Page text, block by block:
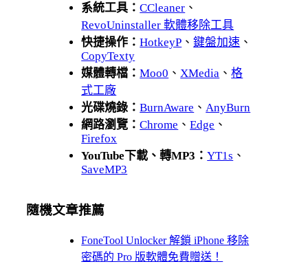
系統工具：CCleaner 、
RevoUninstaller 軟體移除工具
快捷操作：HotkeyP 、鍵盤加速 、
CopyTexty
媒體轉檔：Moo0 、 XMedia 、格
式工廠
光碟燒錄：BurnAware 、 AnyBurn
網路瀏覽：Chrome 、Edge 、
Firefox
YouTube下載、轉MP3：YT1s 、
SaveMP3
隨機文章推薦
FoneTool Unlocker 解鎖 iPhone 移除
密碼的 Pro 版軟體免費贈送！